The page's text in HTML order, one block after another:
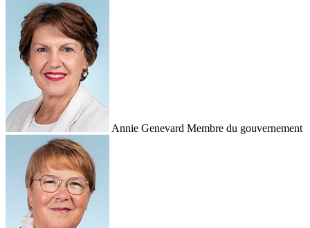
Annie Genevard Membre du gouvernement